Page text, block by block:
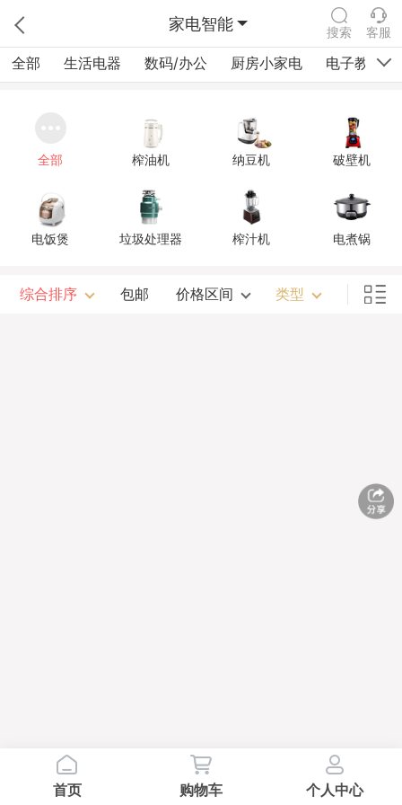
家电智能 搜索 客服
全部 生活电器 数码/办公 厨房小家电 电子教育
全部 榨油机 纳豆机 破壁机
电饭煲 垃圾处理器 榨汁机 电煮锅
综合排序 包邮 价格区间 类型
首页 购物车 个人中心